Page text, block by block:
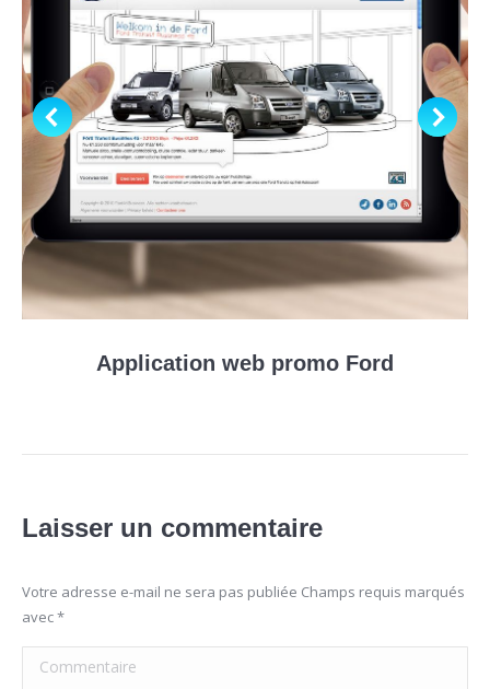
Application web promo Ford
Laisser un commentaire
Votre adresse e-mail ne sera pas publiée Champs requis marqués
avec*
Commentaire